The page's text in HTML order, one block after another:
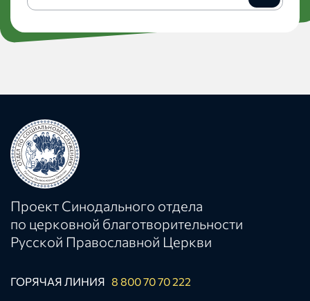
Проект Синодального отдела
по церковной благотворительности
Русской Православной Церкви
ГОРЯЧАЯ ЛИНИЯ 8 800 70 70 222